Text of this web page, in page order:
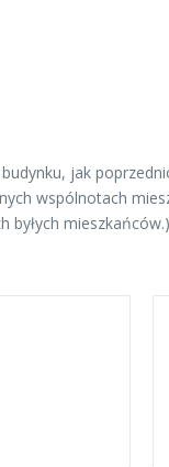
jak
wspólnotach